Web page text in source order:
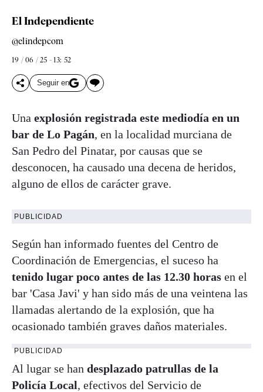
El Independiente
@elindepcom
19 / 06 / 25 - 13: 52
Seguir en
Una explosión registrada este mediodía en un
bar de Lo Pagán, en la localidad murciana de
San Pedro del Pinatar, por causas que se
desconocen, ha causado una decena de heridos,
alguno de ellos de carácter grave.
PUBLICIDAD
Según han informado fuentes del Centro de
Coordinación de Emergencias, el suceso ha
tenido lugar poco antes de las 12.30 horas en el
bar 'Casa Javi' y han sido más de una veintena las
llamadas alertando de la explosión, que ha
ocasionado también graves daños materiales.
PUBLICIDAD
Al lugar se han desplazado patrullas de la
Policía Local, efectivos del Servicio de